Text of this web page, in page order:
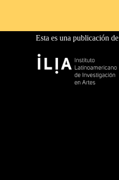
Esta es una publicación de